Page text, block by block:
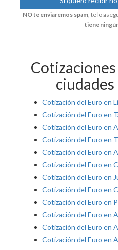
NO te enviaremos spam, te lo
tiene
ciudades
Cotización del Euro en
Cotización del Euro en
Cotización del Euro en
Cotización del Euro en
Cotización del Euro en
Cotización del Euro en
Cotización del Euro en
Cotización del Euro en
Cotización del Euro en
Cotización del Euro en
Cotización del Euro en
Cotización del Euro en